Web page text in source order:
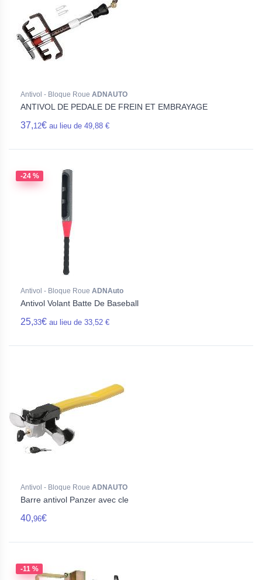
Antivol - Bloque Roue ADNAUTO
ANTIVOL DE PEDALE DE FREIN ET EMBRAYAGE
37,12€ au lieu de 49,88 €
-24 %
Antivol - Bloque Roue ADNAuto
Antivol Volant Batte De Baseball
25,33€ au lieu de 33,52 €
Antivol - Bloque Roue ADNAUTO
Barre antivol Panzer avec cle
40,96€
-11 %